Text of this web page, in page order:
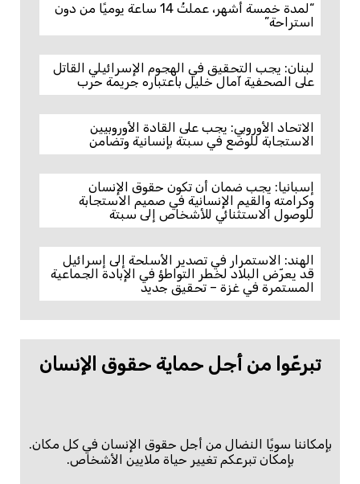
“لمدة خمسة أشهر، عملتُ 14 ساعة يوميًا من دون
استراحة”
لبنان: يجب التحقيق في الهجوم الإسرائيلي القاتل
على الصحفية آمال خليل باعتباره جريمة حرب
الاتحاد الأوروبي: يجب على القادة الأوروبيين
الاستجابة للوضع في سبتة بإنسانية وتضامن
إسبانيا: يجب ضمان أن تكون حقوق الإنسان
وكرامته والقيم الإنسانية في صميم الاستجابة
للوصول الاستثنائي للأشخاص إلى سبتة
الهند: الاستمرار في تصدير الأسلحة إلى إسرائيل
قد يعرّض البلاد لخطر التواطؤ في الإبادة الجماعية
المستمرة في غزة – تحقيق جديد
تبرعّوا من أجل حماية حقوق الإنسان
بإمكاننا سويًا النضال من أجل حقوق الإنسان في كل مكان.
بإمكان تبرعكم تغيير حياة ملايين الأشخاص.